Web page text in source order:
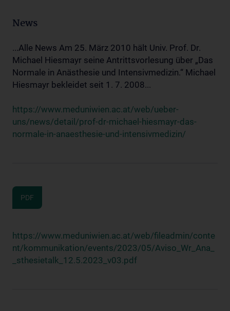
News
...Alle News Am 25. März 2010 hält Univ. Prof. Dr.
Michael Hiesmayr seine Antrittsvorlesung über „Das
Normale in Anästhesie und Intensivmedizin.“ Michael
Hiesmayr bekleidet seit 1. 7. 2008...
https://www.meduniwien.ac.at/web/ueber-
uns/news/detail/prof-dr-michael-hiesmayr-das-
normale-in-anaesthesie-und-intensivmedizin/
PDF
https://www.meduniwien.ac.at/web/fileadmin/conte
nt/kommunikation/events/2023/05/Aviso_Wr_Ana_
_sthesietalk_12.5.2023_v03.pdf